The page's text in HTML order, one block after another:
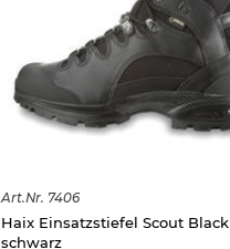
Art.Nr. 7406
Haix Einsatzstiefel Scout Black
schwarz